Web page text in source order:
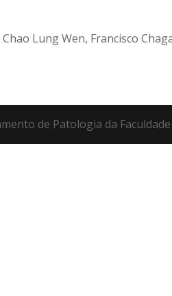
Lung Wen, Francisco
de Patologia da Faculdade